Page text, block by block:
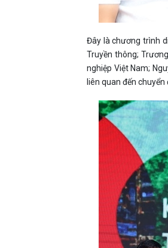
Đây là chương trình
Truyền thông;
nghiệp Việt Nam;
liên quan đến